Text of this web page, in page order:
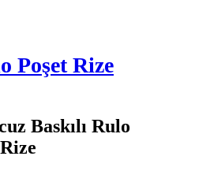
Poşet Rize
Baskılı Rulo